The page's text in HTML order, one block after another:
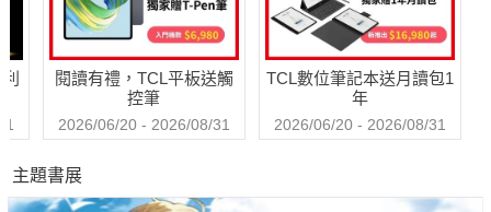
閱讀有禮，TCL平板送觸
控筆
2026/06/20 - 2026/08/31
TCL數位筆記本送月讀包1
年
2026/06/20 - 2026/08/31
主題書展